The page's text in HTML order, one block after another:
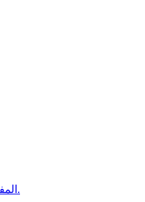
1. ما هو VBA، المفاهيم الأساسية.